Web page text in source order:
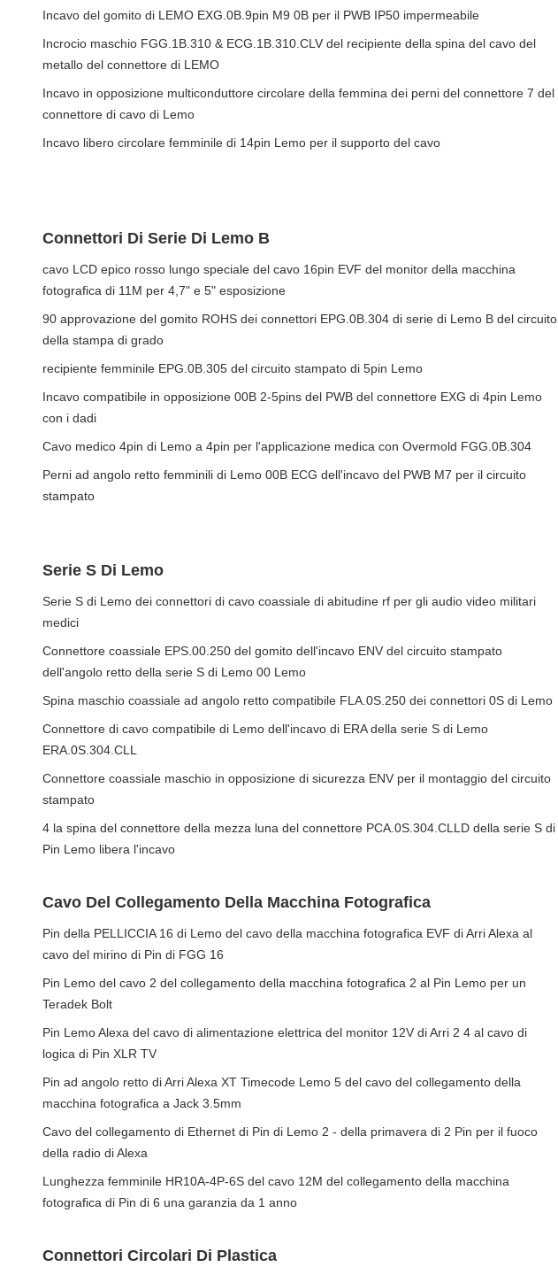
Incavo del gomito di LEMO EXG.0B.9pin M9 0B per il PWB IP50 impermeabile
Incrocio maschio FGG.1B.310 & ECG.1B.310.CLV del recipiente della spina del cavo del
metallo del connettore di LEMO
Incavo in opposizione multiconduttore circolare della femmina dei perni del connettore 7 del
connettore di cavo di Lemo
Incavo libero circolare femminile di 14pin Lemo per il supporto del cavo
Connettori Di Serie Di Lemo B
cavo LCD epico rosso lungo speciale del cavo 16pin EVF del monitor della macchina
fotografica di 11M per 4,7" e 5" esposizione
90 approvazione del gomito ROHS dei connettori EPG.0B.304 di serie di Lemo B del circuito
della stampa di grado
recipiente femminile EPG.0B.305 del circuito stampato di 5pin Lemo
Incavo compatibile in opposizione 00B 2-5pins del PWB del connettore EXG di 4pin Lemo
con i dadi
Cavo medico 4pin di Lemo a 4pin per l'applicazione medica con Overmold FGG.0B.304
Perni ad angolo retto femminili di Lemo 00B ECG dell'incavo del PWB M7 per il circuito
stampato
Serie S Di Lemo
Serie S di Lemo dei connettori di cavo coassiale di abitudine rf per gli audio video militari
medici
Connettore coassiale EPS.00.250 del gomito dell'incavo ENV del circuito stampato
dell'angolo retto della serie S di Lemo 00 Lemo
Spina maschio coassiale ad angolo retto compatibile FLA.0S.250 dei connettori 0S di Lemo
Connettore di cavo compatibile di Lemo dell'incavo di ERA della serie S di Lemo
ERA.0S.304.CLL
Connettore coassiale maschio in opposizione di sicurezza ENV per il montaggio del circuito
stampato
4 la spina del connettore della mezza luna del connettore PCA.0S.304.CLLD della serie S di
Pin Lemo libera l'incavo
Cavo Del Collegamento Della Macchina Fotografica
Pin della PELLICCIA 16 di Lemo del cavo della macchina fotografica EVF di Arri Alexa al
cavo del mirino di Pin di FGG 16
Pin Lemo del cavo 2 del collegamento della macchina fotografica 2 al Pin Lemo per un
Teradek Bolt
Pin Lemo Alexa del cavo di alimentazione elettrica del monitor 12V di Arri 2 4 al cavo di
logica di Pin XLR TV
Pin ad angolo retto di Arri Alexa XT Timecode Lemo 5 del cavo del collegamento della
macchina fotografica a Jack 3.5mm
Cavo del collegamento di Ethernet di Pin di Lemo 2 - della primavera di 2 Pin per il fuoco
della radio di Alexa
Lunghezza femminile HR10A-4P-6S del cavo 12M del collegamento della macchina
fotografica di Pin di 6 una garanzia da 1 anno
Connettori Circolari Di Plastica